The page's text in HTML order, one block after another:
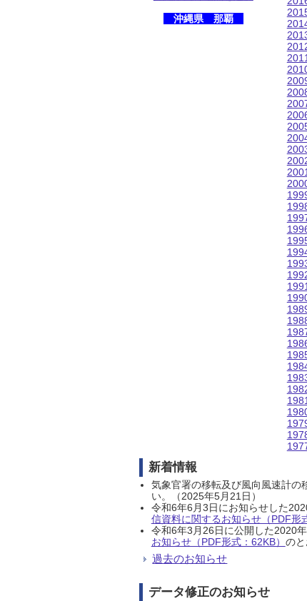
沖縄県 那覇
新着情報
気象官署の移転及び風向風速計の
い。（2025年5月21日）
令和6年6月3日にお知らせした
信資料に関するお知らせ（PDF形
令和6年3月26日に公開した2020
お知らせ（PDF形式：62KB） のと
過去のお知らせ
データ修正のお知らせ